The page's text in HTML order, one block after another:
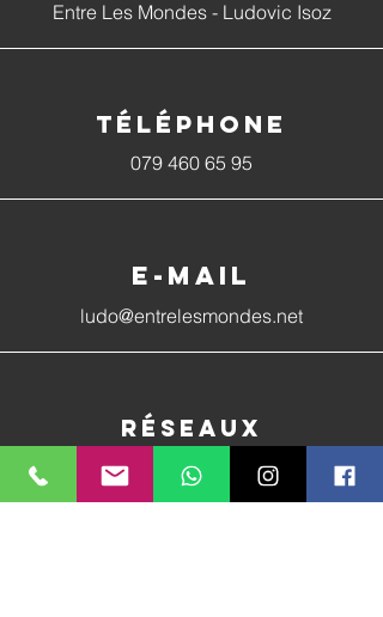
Entre Les Mondes - Ludovic Isoz
Téléphone
079 460 65 95
E-mail
ludo@entrelesmondes.net
Réseaux